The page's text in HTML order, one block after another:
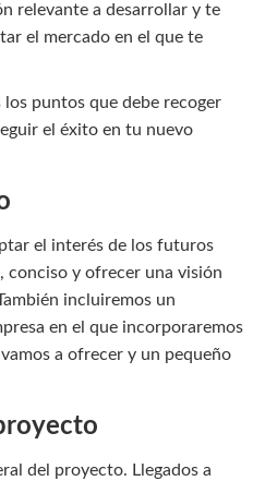
relevante a desarrollar y te
el mercado en el que te
puntos que debe recoger
el éxito en tu nuevo
el interés de los futuros
conciso y ofrecer una visión
incluiremos un
en el que incorporaremos
a ofrecer y un pequeño
del proyecto. Llegados a